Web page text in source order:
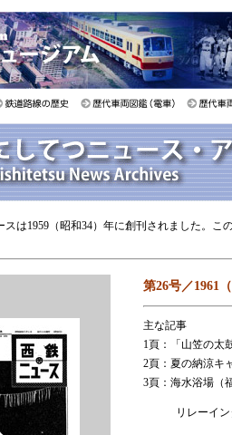
スは1959（昭和34）年に創刊されました。
第26号／1961
主な記事
1頁：「山笠の太
2頁：夏の納涼キ
3頁：海水浴場（
リレーインタ